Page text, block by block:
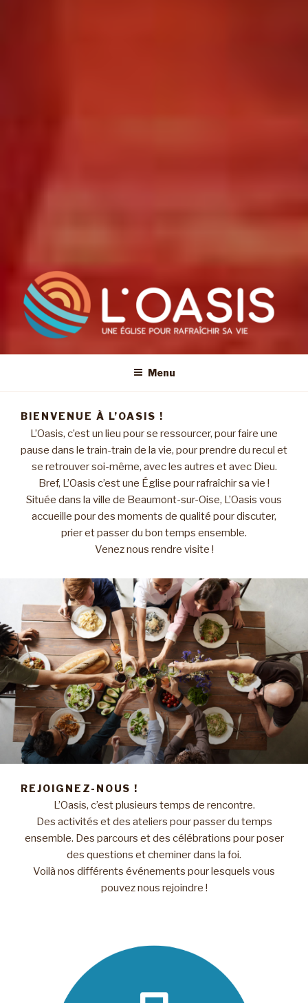
Menu
BIENVENUE À L’OASIS !
L’Oasis, c’est un lieu pour se ressourcer, pour faire une
pause dans le train-train de la vie, pour prendre du recul et
se retrouver soi-même, avec les autres et avec Dieu.
Bref, L’Oasis c’est une Église pour rafraîchir sa vie !
Située dans la ville de Beaumont-sur-Oise, L’Oasis vous
accueille pour des moments de qualité pour discuter,
prier et passer du bon temps ensemble.
Venez nous rendre visite !
REJOIGNEZ-NOUS !
L’Oasis, c’est plusieurs temps de rencontre.
Des activités et des ateliers pour passer du temps
ensemble. Des parcours et des célébrations pour poser
des questions et cheminer dans la foi.
Voilà nos différents événements pour lesquels vous
pouvez nous rejoindre !